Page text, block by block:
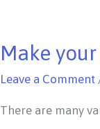
Make
Leave a Comment
There are many
Make
Investment
wisely